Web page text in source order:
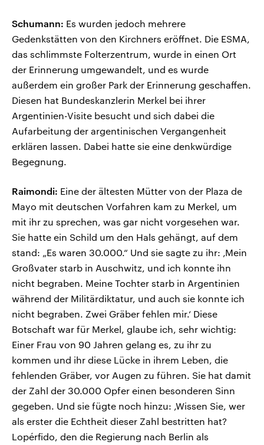
Schumann: Es wurden jedoch mehrere
Gedenkstätten von den Kirchners eröffnet. Die ESMA,
das schlimmste Folterzentrum, wurde in einen Ort
der Erinnerung umgewandelt, und es wurde
außerdem ein großer Park der Erinnerung geschaffen.
Diesen hat Bundeskanzlerin Merkel bei ihrer
Argentinien-Visite besucht und sich dabei die
Aufarbeitung der argentinischen Vergangenheit
erklären lassen. Dabei hatte sie eine denkwürdige
Begegnung.
Raimondi: Eine der ältesten Mütter von der Plaza de
Mayo mit deutschen Vorfahren kam zu Merkel, um
mit ihr zu sprechen, was gar nicht vorgesehen war.
Sie hatte ein Schild um den Hals gehängt, auf dem
stand: „Es waren 30.000.“ Und sie sagte zu ihr: ‚Mein
Großvater starb in Auschwitz, und ich konnte ihn
nicht begraben. Meine Tochter starb in Argentinien
während der Militärdiktatur, und auch sie konnte ich
nicht begraben. Zwei Gräber fehlen mir.‘ Diese
Botschaft war für Merkel, glaube ich, sehr wichtig:
Einer Frau von 90 Jahren gelang es, zu ihr zu
kommen und ihr diese Lücke in ihrem Leben, die
fehlenden Gräber, vor Augen zu führen. Sie hat damit
der Zahl der 30.000 Opfer einen besonderen Sinn
gegeben. Und sie fügte noch hinzu: ‚Wissen Sie, wer
als erster die Echtheit dieser Zahl bestritten hat?
Lopérfido, den die Regierung nach Berlin als